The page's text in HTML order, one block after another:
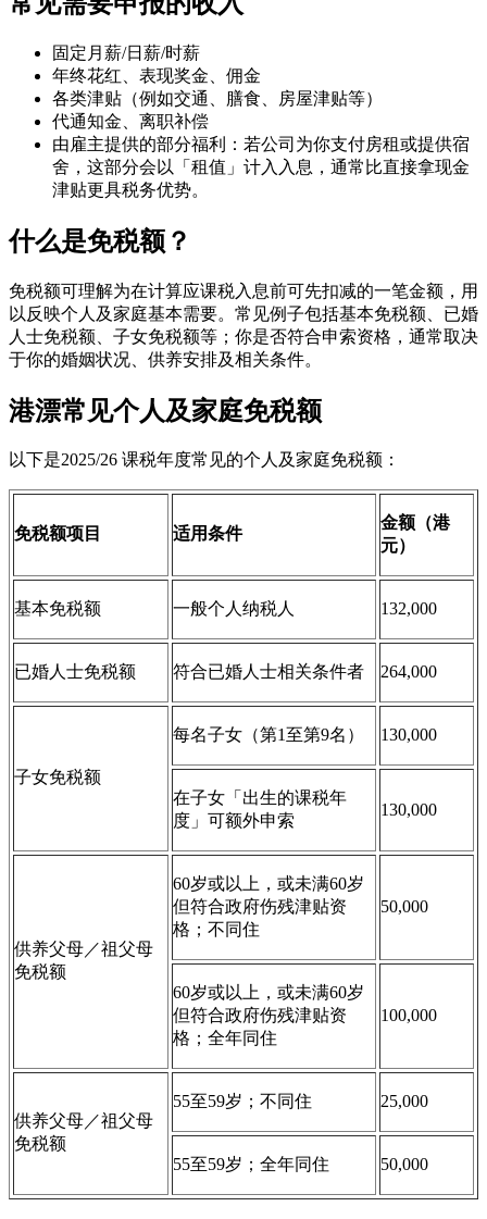
固定月薪/日薪/时薪
年终花红、表现奖金、佣金
各类津贴（例如交通、膳食、房屋津贴等）
代通知金、离职补偿
由雇主提供的部分福利：若公司为你支付房租或提供宿
舍，这部分会以「租值」计入入息，通常比直接拿现金
津贴更具税务优势。
什么是免税额？
免税额可理解为在计算应课税入息前可先扣减的一笔金额，用
以反映个人及家庭基本需要。常见例子包括基本免税额、已婚
人士免税额、子女免税额等；你是否符合申索资格，通常取决
于你的婚姻状况、供养安排及相关条件。
港漂常见个人及家庭免税额
以下是2025/26 课税年度常见的个人及家庭免税额：
免税额项目 适用条件
金额（港
元）
基本免税额 一般个人纳税人 132,000
已婚人士免税额 符合已婚人士相关条件者 264,000
子女免税额
每名子女（第1至第9名） 130,000
在子女「出生的课税年
度」可额外申索
130,000
供养父母／祖父母
免税额
60岁或以上，或未满60岁
但符合政府伤残津贴资
格；不同住
50,000
60岁或以上，或未满60岁
但符合政府伤残津贴资
格；全年同住
100,000
供养父母／祖父母
免税额
55至59岁；不同住 25,000
55至59岁；全年同住 50,000